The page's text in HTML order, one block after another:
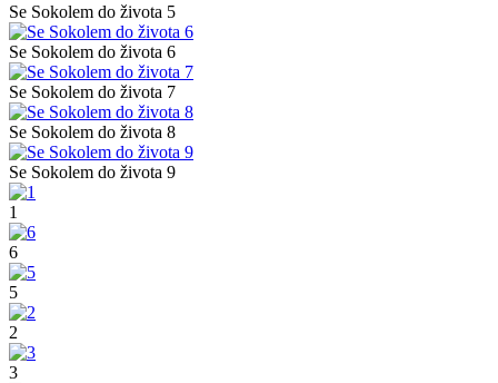
Se Sokolem do života 5
Se Sokolem do života 6
Se Sokolem do života 7
Se Sokolem do života 8
Se Sokolem do života 9
1
6
5
2
3